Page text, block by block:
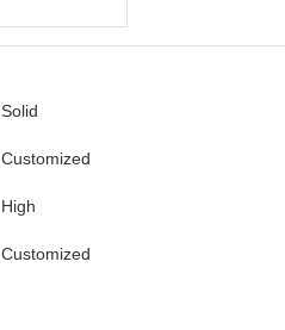
Solid
Customized
High
Customized